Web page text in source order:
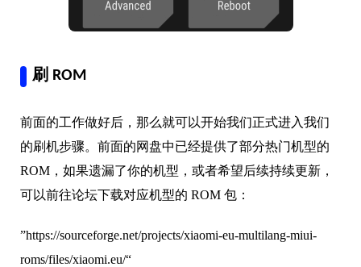
前面的工作做好后，那么就可以开始我们正式进入我们
的刷机步骤。前面的网盘中已经提供了部分热门机型的
ROM，如果遗漏了你的机型，或者希望后续持续更新，
可以前往论坛下载对应机型的 ROM 包：
”https://sourceforge.net/projects/xiaomi-eu-multilang-miui-
roms/files/xiaomi.eu/“
ROM 包主要分为两类，一类是继续国内每周开发板制